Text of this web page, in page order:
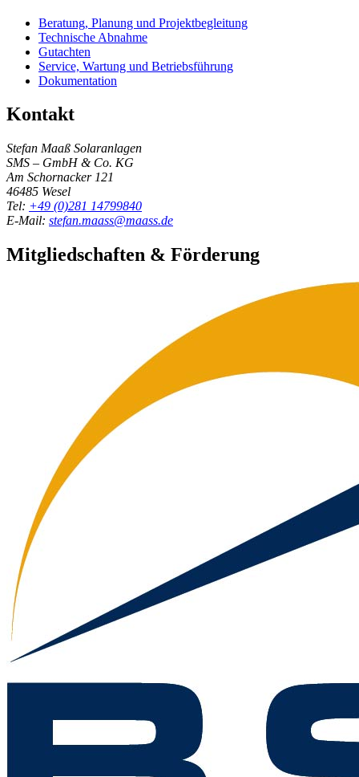
Beratung, Planung und Projektbegleitung
Technische Abnahme
Gutachten
Service, Wartung und Betriebsführung
Dokumentation
Kontakt
Stefan Maaß Solaranlagen
SMS – GmbH & Co. KG
Am Schornacker 121
46485 Wesel
Tel: +49 (0)281 14799840
E-Mail: stefan.maass@maass.de
Mitgliedschaften & Förderung